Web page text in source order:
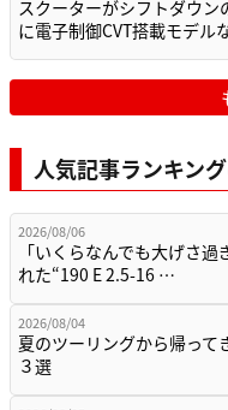
スクーターがシフトダウン
に電子制御CVT搭載モデル
人気記事ランキン
2026/08/06
「いくらなんでも大げさ
れた“190 E 2.5-16 …
2026/08/04
夏のツーリングから帰って
３選